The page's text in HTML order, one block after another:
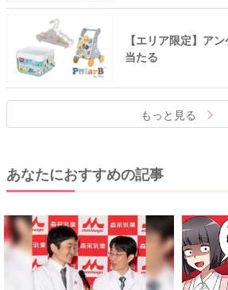
【エリア限定】ア
当たる
もっと見る
あなたにおすすめの記事